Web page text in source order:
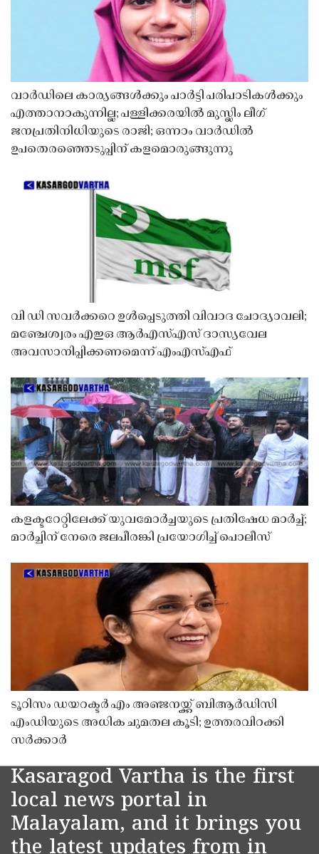
വാർഡിലെ കാര്യങ്ങൾക്കും പാർട്ടി പരിപാടികൾക്കും
എത്താനാകുന്നില്ല; പള്ളിക്കരയിൽ മുസ്ലിം ലീഗ്
ജനപ്രതിനിധിയുടെ രാജി; ഒന്നാം വാർഡിൽ
ഉപതെരഞ്ഞെടുപ്പിന് കളമൊരുങ്ങുന്നു
വി ഡി സവർക്കറെ ഉൾപ്പെടുത്തി വിവാദ ചോദ്യാവലി;
മഞ്ചേശ്വരം എഇഒ ആർഎസ്എസ് ദാസ്യവേല
അവസാനിപ്പിക്കണമെന്ന് എംഎസ്എഫ്
കളക്ടറേറ്റിലേക്ക് യുവമോർച്ചയുടെ പ്രതിഷേധ മാർച്ച്;
മാർച്ചിന് നേരെ ജലപീരങ്കി പ്രയോഗിച്ച് പൊലീസ്
ടൂറിസം ഡയറക്ടർ എം അഞ്ജനയ്ക്ക് ബിആർഡിസി
എംഡിയുടെ അധിക ചുമതല കൂടി; ഉത്തരവിറക്കി
സർക്കാർ
Kasaragod Vartha is the first
local news portal in
Malayalam, and it brings you
the latest updates from in